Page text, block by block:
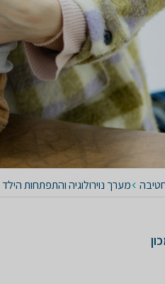
מערך נוירולוגיה והתפתחות הילד